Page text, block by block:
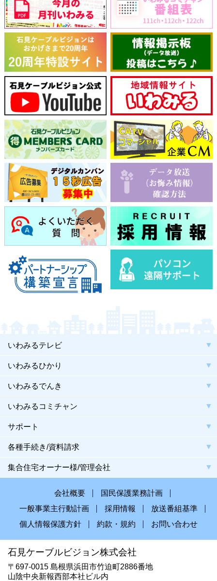
いわみるテレビ
いわみるひかり
いわみるでんき
いわみるコミチャン
サポート
各種手続き/資料請求
集合住宅オーナー様/管理会社
会社概要
国民保護業務計画
一般事業主行動計画
採用情報
放送番組基準
個人情報保護方針
約款・規約 お問い合わせ
石見ケーブルビジョン株式会社
〒697-0015 島根県浜田市竹迫町2886番地
山陰中央新報西部本社ビル内